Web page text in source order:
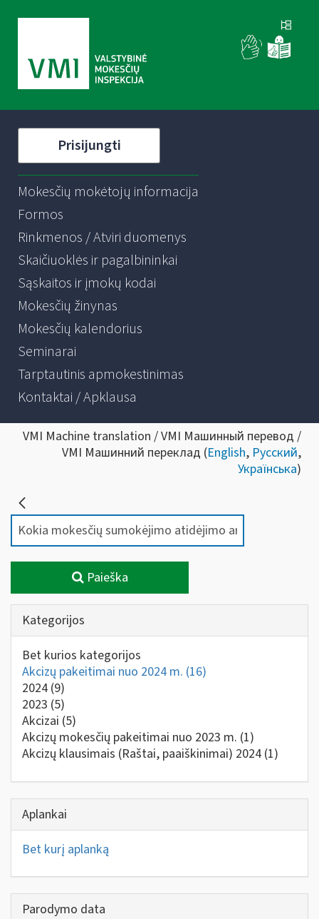
Prisijungti
Mokesčių mokėtojų informacija
Formos
Rinkmenos / Atviri duomenys
Skaičiuoklės ir pagalbininkai
Sąskaitos ir įmokų kodai
Mokesčių žinynas
Mokesčių kalendorius
Seminarai
Tarptautinis apmokestinimas
Kontaktai / Apklausa
VMI Machine translation / VMI Машинный перевод /
VMI Машинний переклад (English, Русский,
Українська)
Paieška
Kategorijos
Bet kurios kategorijos
Akcizų pakeitimai nuo 2024 m. (16)
2024 (9)
2023 (5)
Akcizai (5)
Akcizų mokesčių pakeitimai nuo 2023 m. (1)
Akcizų klausimais (Raštai, paaiškinimai) 2024 (1)
Aplankai
Bet kurį aplanką
Parodymo data